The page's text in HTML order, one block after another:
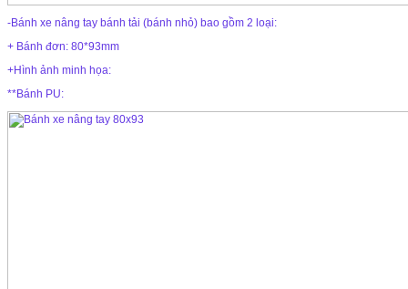
-Bánh xe nâng tay bánh tải (bánh nhỏ) bao gồm 2 loại:
+ Bánh đơn: 80*93mm
+Hình ảnh minh họa:
**Bánh PU: